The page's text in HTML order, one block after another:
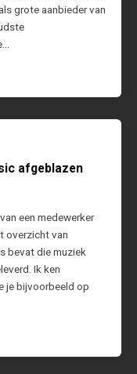
grote aanbieder van
afgeblazen
een medewerker
overzicht van
bevat die muziek
Ik ken
je bijvoorbeeld op